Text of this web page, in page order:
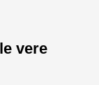
vere